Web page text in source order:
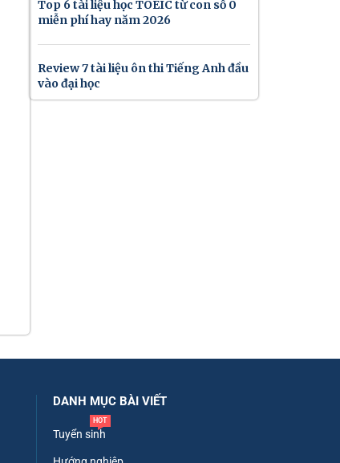
Top 6 tài liệu học TOEIC từ con số 0
miễn phí hay năm 2026
Review 7 tài liệu ôn thi Tiếng Anh đầu
vào đại học
DANH MỤC BÀI VIẾT
Tuyển sinh
HOT